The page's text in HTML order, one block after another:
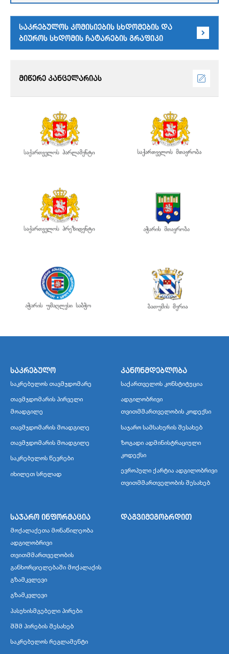
საკრებულოს კომისიების სხდომების და
ბიუროს სხდომის ჩატარების გრაფიკი
მიწერე კანცელარიას
საკრებულო
საკრებულოს თავმჯდომარე
თავმჯდომარის პირველი
მოადგილე
თავმჯდომარის მოადგილე
თავმჯდომარის მოადგილე
საკრებულოს წევრები
იხილეთ სრულად
კანონმდებლობა
საქართველოს კონსტიტუცია
ადგილობრივი
თვითმმართველობის კოდექსი
საჯარო სამსახურის შესახებ
ზოგადი ადმინისტრაციული
კოდექსი
ევროპული ქარტია ადგილობრივი
თვითმმართველობის შესახებ
საჯარო ინფორმაცია
მოქალაქეთა მონაწილეობა
ადგილობრივი
თვითმმართველობის
განხორციელებაში მოქალაქის
გზამკვლევი
გზამკვლევი
პასუხისმგებელი პირები
შშმ პირების შესახებ
საკრებულოს რეგლამენტი
დაგვიმეგობრდით